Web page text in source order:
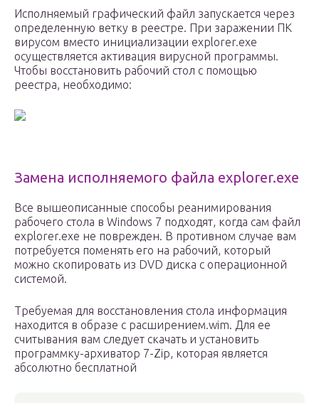
Исполняемый графический файл запускается через
определенную ветку в реестре. При заражении ПК
вирусом вместо инициализации explorer.exe
осуществляется активация вирусной программы.
Чтобы восстановить рабочий стол с помощью
реестра, необходимо:
Замена исполняемого файла explorer.exe
Все вышеописанные способы реанимирования
рабочего стола в Windows 7 подходят, когда сам файл
explorer.exe не поврежден. В противном случае вам
потребуется поменять его на рабочий, который
можно скопировать из DVD диска с операционной
системой.
Требуемая для восстановления стола информация
находится в образе с расширением.wim. Для ее
считывания вам следует скачать и установить
программку-архиватор 7-Zip, которая является
абсолютно бесплатной